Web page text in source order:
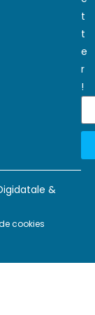
t
t
e
r
!
&
cookies